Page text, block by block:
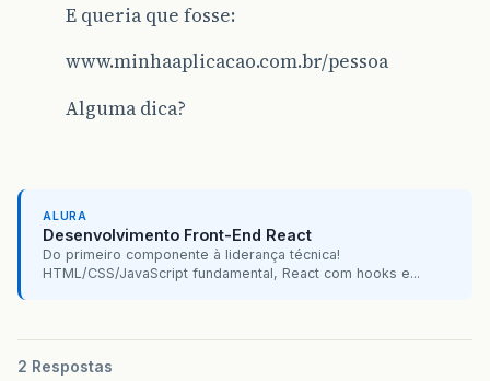
E queria que fosse:
www.minhaaplicacao.com.br/pessoa
Alguma dica?
ALURA
Desenvolvimento Front-End React
Do primeiro componente à liderança técnica!
HTML/CSS/JavaScript fundamental, React com hooks e...
2 Respostas